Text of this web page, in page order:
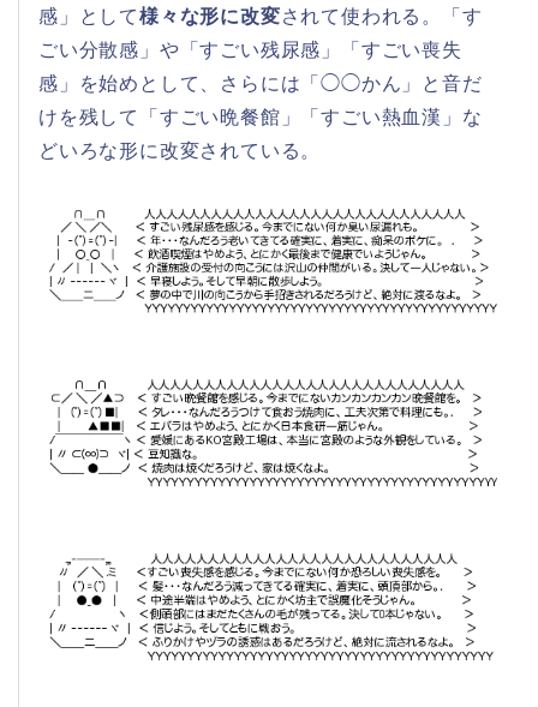
感」として様々な形に改変されて使われる。「す
ごい分散感」や「すごい残尿感」「すごい喪失
感」を始めとして、さらには「◯◯かん」と音だ
けを残して「すごい晩餐館」「すごい熱血漢」な
どいろな形に改変されている。